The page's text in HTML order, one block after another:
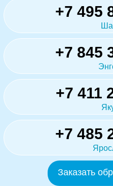
+7 495
+7 845
+7 411
+7 485
Заказать